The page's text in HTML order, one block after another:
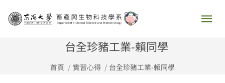
主
台全珍豬工業-賴同學
首頁 實習心得 台全珍豬工業-賴同學